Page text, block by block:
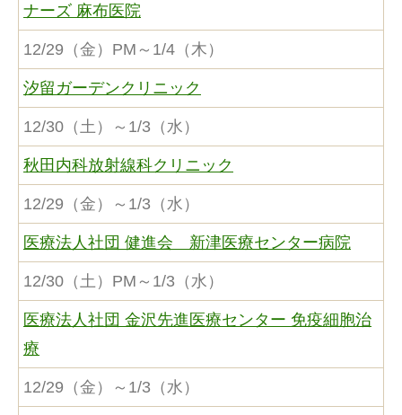
ナーズ 麻布医院
12/29（金）PM～1/4（木）
汐留ガーデンクリニック
12/30（土）～1/3（水）
秋田内科放射線科クリニック
12/29（金）～1/3（水）
医療法人社団 健進会 新津医療センター病院
12/30（土）PM～1/3（水）
医療法人社団 金沢先進医療センター 免疫細胞治
療
12/29（金）～1/3（水）